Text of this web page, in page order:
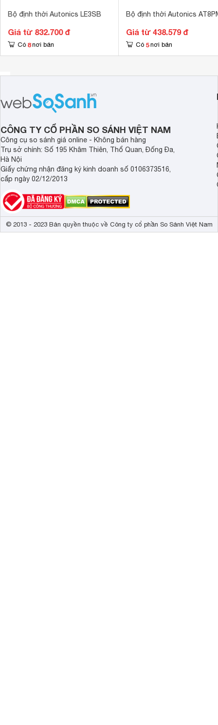
Bộ định thời Autonics LE3SB
Giá từ 832.700 đ
Có 8 nơi bán
Bộ định thời Autonics
Giá từ 438.579 đ
Có 5 nơi bán
CÔNG TY CỔ PHẦN SO SÁNH VIỆT NAM
Công cụ so sánh giá online - Không bán hàng
Trụ sở chính: Số 195 Khâm Thiên, Thổ Quan, Đống Đa,
Hà Nội
Giấy chứng nhận đăng ký kinh doanh số 0106373516,
cấp ngày 02/12/2013
© 2013 - 2023 Bản quyền thuộc về Công ty cổ phần So Sánh Việt Nam